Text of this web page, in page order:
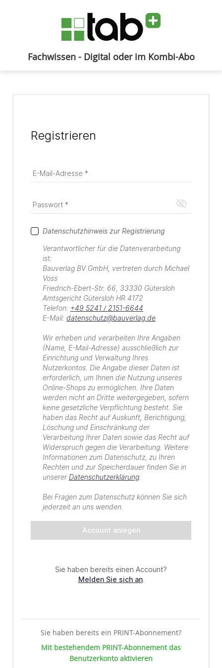
Fachwissen - Digital oder im Kombi-Abo
Sie haben bereits ein PRINT-Abonnement?
Mit bestehendem PRINT-Abonnement das
Benutzerkonto aktivieren